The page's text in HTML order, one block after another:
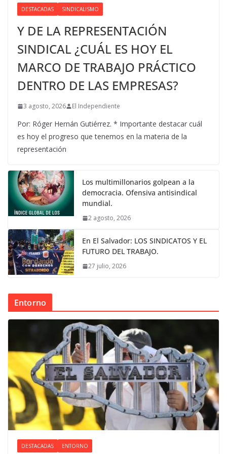
DESTACADAS SINDICALISMO
Y DE LA REPRESENTACIÓN
SINDICAL ¿CUÁL ES HOY EL
MARCO DE TRABAJO PRÁCTICO
DENTRO DE LAS EMPRESAS?
3 agosto, 2026 El Independiente
Por: Róger Hernán Gutiérrez. * Importante destacar cuál
es hoy el progreso que tenemos en la materia de la
representación
Los multimillonarios golpean a la
democracia. Ofensiva antisindical
mundial.
2 agosto, 2026
En El Salvador: LOS SINDICATOS Y EL
FUTURO DEL TRABAJO.
27 julio, 2026
Entorno
DESTACADAS ENTORNO